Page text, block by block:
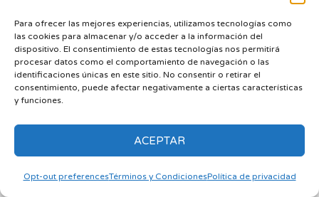
Para ofrecer las mejores experiencias, utilizamos tecnologías como
las cookies para almacenar y/o acceder a la información del
dispositivo. El consentimiento de estas tecnologías nos permitirá
procesar datos como el comportamiento de navegación o las
identificaciones únicas en este sitio. No consentir o retirar el
consentimiento, puede afectar negativamente a ciertas características
y funciones.
ACEPTAR
Opt-out preferencesTérminos y CondicionesPolítica de privacidad